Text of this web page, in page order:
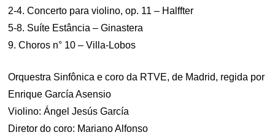
2-4. Concerto para violino, op. 11 – Halffter
5-8. Suíte Estância – Ginastera
9. Choros n° 10 – Villa-Lobos
Orquestra Sinfônica e coro da RTVE, de Madrid, regida por
Enrique García Asensio
Violino: Ángel Jesús García
Diretor do coro: Mariano Alfonso